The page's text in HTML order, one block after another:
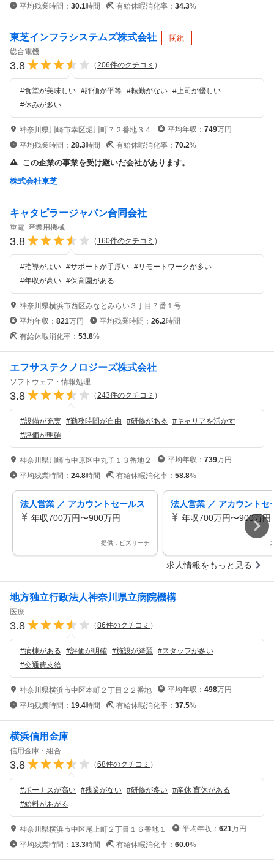
平均残業時間： 30.1時間 有給休暇消化率： 34.3%
東芝インフラシステムズ株式会社
閉鎖
総合電機
3.8 （206件のクチコミ ）
#食堂が美味しい #評価が平等 #転勤がない #上司が優しい
#休みが多い
神奈川県川崎市幸区堀川町７２番地３４ 平均年収： 749万円
平均残業時間： 28.3時間 有給休暇消化率： 70.2%
この企業の事業を受け継いだ会社があります。
株式会社東芝
キャタピラージャパン合同会社
重電･産業用機械
3.8 （ 160件のクチコミ ）
#指導がよい #サポートが手厚い #リモートワークが多い
#年収が高い #保育園がある
神奈川県横浜市西区みなとみらい３丁目７番１号
平均年収： 821万円 平均残業時間： 26.2時間
有給休暇消化率： 53.8%
エフサステクノロジーズ株式会社
ソフトウェア・情報処理
3.8 （243件のクチコミ ）
#設備が充実 #勤務時間が自由 #研修がある #キャリアを活かす
#評価が明確
神奈川県川崎市中原区中丸子１３番地２ 平均年収： 739万円
平均残業時間： 24.8時間 有給休暇消化率： 58.8%
法人営業 ／ アカウントセールス
年収700万円〜900万円
提供：ビズリーチ
法人営業 ／ アカウントセ
年収700万円〜900万円
求人情報をもっと見る
地方独立行政法人神奈川県立病院機構
医療
3.8 （86件のクチコミ ）
#病棟がある #評価が明確 #施設が綺麗 #スタッフが多い
#交通費支給
神奈川県横浜市中区本町２丁目２２番地 平均年収： 498万円
平均残業時間： 19.4時間 有給休暇消化率： 37.5%
横浜信用金庫
信用金庫・組合
3.8 （68件のクチコミ ）
#ボーナスが高い #残業がない #研修が多い #産休 育休がある
#給料があがる
神奈川県横浜市中区尾上町２丁目１６番地１ 平均年収： 621万円
平均残業時間： 13.3時間 有給休暇消化率： 60.0%